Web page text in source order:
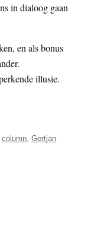
in dialoog gaan
en als bonus
illusie.
,column ,Gertjan